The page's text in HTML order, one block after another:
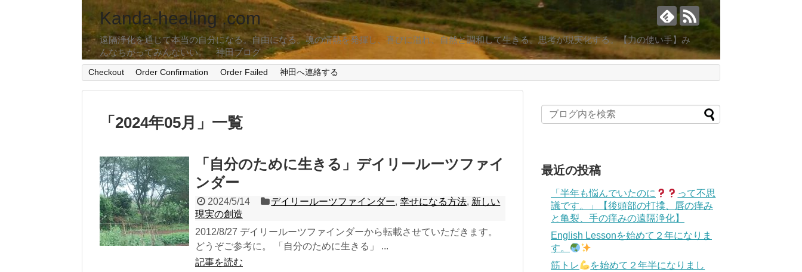
Kanda-healing .com
遠隔浄化を通じて本当の自分になる。自由になる。魂の情熱を発揮し、喜びに溢れ、自然と調和して生きる。思考が現実化する。【力の使い手】み
んなちがってみんないい。 神田ブログ
Checkout Order Confirmation Order Failed 神田へ連絡する
「 2024年05月 」 一覧
「自分のために生きる」デイリールーツファイ
ンダー
2024/5/14 デイリールーツファインダー,幸せになる方法, 新しい
現実の創造
2012/8/27 デイリールーツファインダーから転載させていただきます。
どうぞご参考に。 「自分のために生きる」 ...
記事を読む
最近の投稿
「半年も悩んでいたのに
って不思
議です。」【後頭部の打撲、唇の痒み
と亀裂、手の痒みの遠隔浄化】
English Lessonを始めて２年になりま
す。
筋トレ
を始めて２年半になりまし